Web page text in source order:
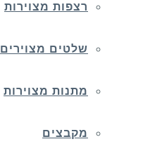
רצפות מצוירות
שלטים מצוירים
מתנות מצוירות
מקבצים